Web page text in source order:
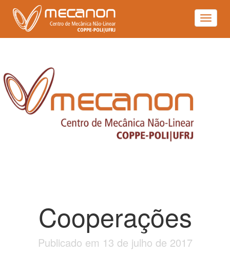
Toggle
Cooperações
Publicado em 13 de julho de 2017